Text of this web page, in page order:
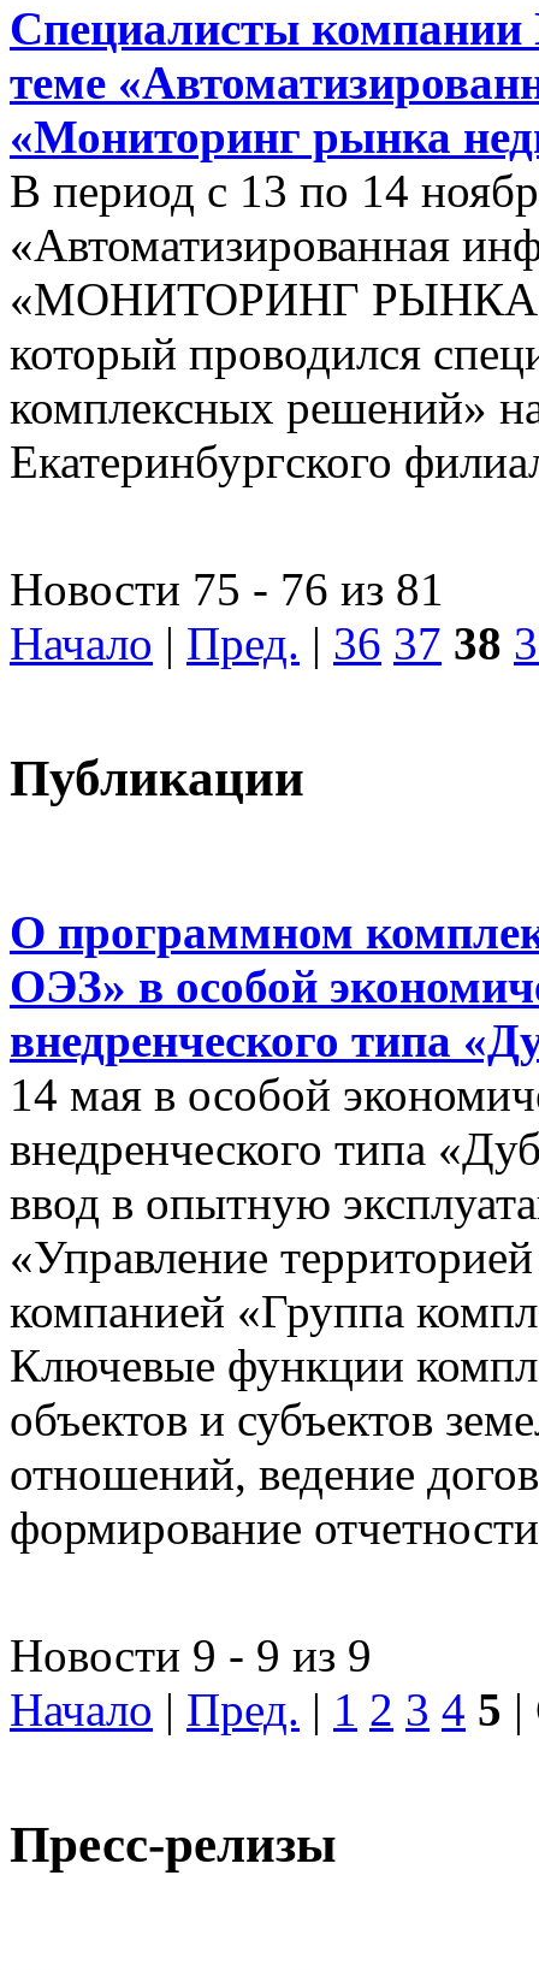
Специалисты
теме
«Мониторинг рынка
В период с 13 по 14
«Автоматизированная
«МОНИТОРИНГ
который проводился
комплексных решений»
Екатеринбургского
Новости 75 - 76 из 81
Начало | Пред. | 36 37 38
Публикации
О программном
ОЭЗ» в особой
внедренческого типа
14 мая в особой
внедренческого типа
ввод в опытную
«Управление
компанией «Группа
Ключевые функции
объектов и субъектов
отношений, ведение
формирование
Новости 9 - 9 из 9
Начало | Пред. | 1 2 3 4 5 |
Пресс-релизы